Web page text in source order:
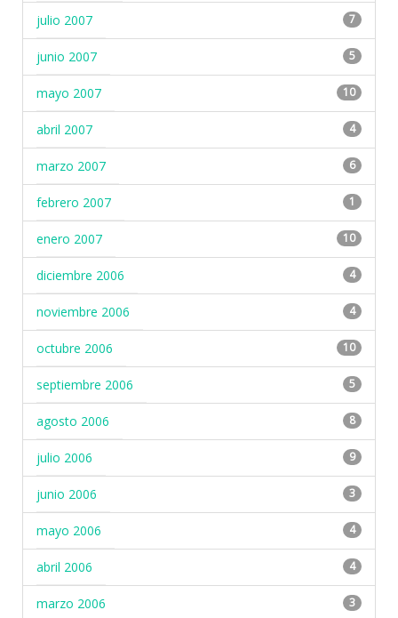
julio 2007 7
junio 2007 5
mayo 2007 10
abril 2007 4
marzo 2007 6
febrero 2007 1
enero 2007 10
diciembre 2006 4
noviembre 2006 4
octubre 2006 10
septiembre 2006 5
agosto 2006 8
julio 2006 9
junio 2006 3
mayo 2006 4
abril 2006 4
marzo 2006 3